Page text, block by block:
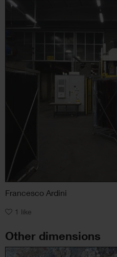
Francesco Ardini
1 like
Other dimensions